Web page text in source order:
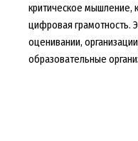
критическое мышление,
цифровая грамотность.
оценивании,
образовательные